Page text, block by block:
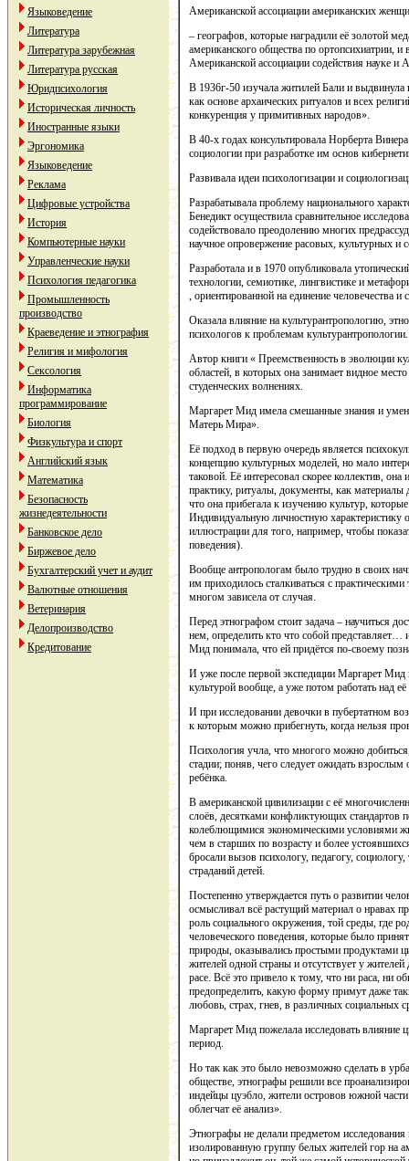
Языковедение
Литература
Литература зарубежная
Литература русская
Юридпсихология
Историческая личность
Иностранные языки
Эргономика
Языковедение
Реклама
Цифровые устройства
История
Компьютерные науки
Управленческие науки
Психология педагогика
Промышленность
производство
Краеведение и этнография
Религия и мифология
Сексология
Информатика
программирование
Биология
Физкультура и спорт
Английский язык
Математика
Безопасность
жизнедеятельности
Банковское дело
Биржевое дело
Бухгалтерский учет и аудит
Валютные отношения
Ветеринария
Делопроизводство
Кредитование
Американской ассоциации американских
– географов, которые наградили её золотой
американского общества по ортопсихиатрии, и
Американской ассоциации содействия науке и
В 1936г-50 изучала житилей Бали и выдвинула
как основе архаических ритуалов и всех
конкуренция у примитивных народов».
В 40-х годах консультировала Норберта
социологии при разработке им основ
Развивала идеи психологизации и
Разрабатывала проблему национального
Бенедикт осуществила сравнительное
содействовало преодолению многих
научное опровержение расовых, культурных и
Разработала и в 1970 опубликовала
технологии, семиотике, лингвистике и
, ориентированной на единение человечества и
Оказала влияние на культурантропологию,
психологов к проблемам культурантропологии.
Автор книги « Преемственность в эволюции
областей, в которых она занимает видное
студенческих волнениях.
Маргарет Мид имела смешанные знания и
Матерь Мира».
Её подход в первую очередь является
концепцию культурных моделей, но мало
таковой. Её интересовал скорее коллектив,
практику, ритуалы, документы, как материалы
что она прибегала к изучению культур,
Индивидуальную личностную характеристику
иллюстрации для того, например, чтобы
поведения).
Вообще антропологам было трудно в своих
им приходилось сталкиваться с
многом зависела от случая.
Перед этнографом стоит задача – научиться
нем, определить кто что собой представляет…
Мид понимала, что ей придётся по-своему
И уже после первой экспедиции Маргарет Мид
культурой вообще, а уже потом работать над
И при исследовании девочки в пубертатном
к которым можно прибегнуть, когда нельзя
Психология учла, что многого можно
стадии; поняв, чего следует ожидать
ребёнка.
В американской цивилизации с её
слоёв, десятками конфликтующих стандартов
колеблющимися экономическими условиями
чем в старших по возрасту и более
бросали вызов психологу, педагогу,
страданий детей.
Постепенно утверждается путь о развитии
осмысливал всё растущий материал о нравах
роль социального окружения, той среды, где
человеческого поведения, которые было
природы, оказывались простыми продуктами
жителей одной страны и отсутствует у
расе. Всё это привело к тому, что ни раса, ни
предопределить, какую форму примут даже
любовь, страх, гнев, в различных социальных
Маргарет Мид пожелала исследовать влияние
период.
Но так как это было невозможно сделать в
обществе, этнографы решили все
индейцы цуэбло, жители островов южной
облегчат её анализ».
Этнографы не делали предметом
изолированную группу белых жителей гор на